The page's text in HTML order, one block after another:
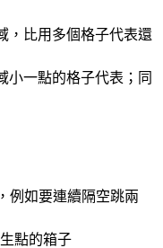
，比用多個格子代表還
小一點的格子代表；同
例如要連續隔空跳兩
點的箱子